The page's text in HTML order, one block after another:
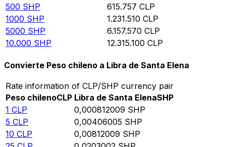
500 SHP 615.757 CLP
1000 SHP 1.231.510 CLP
5000 SHP 6.157.570 CLP
10.000 SHP 12.315.100 CLP
Convierte Peso chileno a Libra de Santa Elena
Rate information of CLP/SHP currency pair
Peso chilenoCLP Libra de Santa ElenaSHP
1 CLP 0,000812009 SHP
5 CLP 0,00406005 SHP
10 CLP 0,00812009 SHP